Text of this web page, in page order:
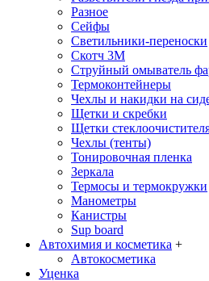
Разное
Сейфы
Светильники-переноски
Скотч 3М
Струйный омыватель
Термоконтейнеры
Чехлы и накидки на
Щетки и скребки
Щетки
Чехлы (тенты)
Тонировочная пленка
Зеркалa
Термосы и термокружки
Манометры
Канистры
Sup board
Автохимия и косметика +
Автокосметика
Уценка